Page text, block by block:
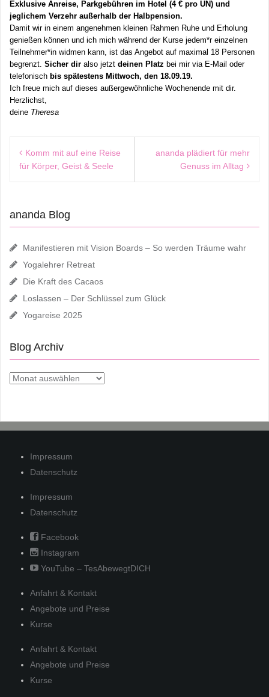
Exklusive Anreise, Parkgebühren im Hotel (4 € pro ÜN) und
jeglichem Verzehr außerhalb der Halbpension.
Damit wir in einem angenehmen kleinen Rahmen Ruhe und Erholung
genießen können und ich mich während der Kurse jedem*r einzelnen
Teilnehmer*in widmen kann, ist das Angebot auf maximal 18 Personen
begrenzt. Sicher dir also jetzt deinen Platz bei mir via E-Mail oder
telefonisch bis spätestens Mittwoch, den 18.09.19.
Ich freue mich auf dieses außergewöhnliche Wochenende mit dir.
Herzlichst,
deine Theresa
Beitragsnavigation
Komm mit auf eine Reise
für Körper, Geist & Seele
ananda plädiert für mehr
Genuss im Alltag
ananda Blog
Manifestieren mit Vision Boards – So werden Träume wahr
Yogalehrer Retreat
Die Kraft des Cacaos
Loslassen – Der Schlüssel zum Glück
Yogareise 2025
Blog Archiv
Blog
Impressum
Datenschutz
Impressum
Datenschutz
Facebook
Instagram
YouTube – TesAbewegtDICH
Anfahrt & Kontakt
Angebote und Preise
Kurse
Anfahrt & Kontakt
Angebote und Preise
Kurse